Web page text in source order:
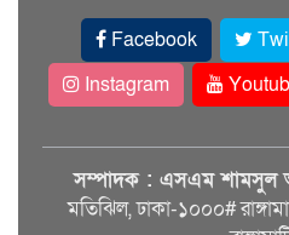
Facebook
Instagram
সম্পাদক : এসএম শামসুল
মতিঝিল, ঢাকা-১০০০#